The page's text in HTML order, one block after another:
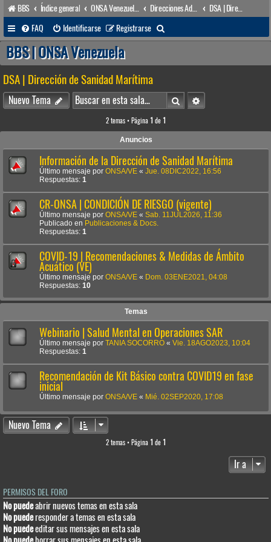
BBS Índice general Direcciones Administrativas
DSA | Dirección de Sanidad Marítima
FAQ
Identificarse Registrarse
u
a
r
BBS | ONSA Venezuela
DSA | Dirección de Sanidad Marítima
Nuevo Tema BuscarBúsqueda avanzada
2 temas • Página 1 de 1
Anuncios
Información de la Dirección de Sanidad Marítima
Último mensaje por ONSA/VE « Jue. 08DIC2022, 16:56
Respuestas: 1
CR-ONSA | CONDICIÓN DE RIESGO (vigente)
Último mensaje por ONSA/VE « Sab. 11JUL2026, 11:36
Publicado en Publicaciones & Docs.
Respuestas: 1
COVID-19 | Recomendaciones & Medidas de Ámbito
Acuático (VE)
Último mensaje por ONSA/VE « Dom. 03ENE2021, 04:08
Respuestas: 10
Temas
Webinario | Salud Mental en Operaciones SAR
Último mensaje por TANIA SOCORRO « Vie. 18AGO2023, 10:04
Respuestas: 1
Recomendación de Kit Básico contra COVID19 en fase
inicial
Último mensaje por ONSA/VE « Mié. 02SEP2020, 17:08
Nuevo Tema
2 temas • Página 1 de 1
Ir a
PERMISOS DEL FORO
No puedeabrir nuevos temas en esta sala
No puederesponder a temas en esta sala
No puedeeditar sus mensajes en esta sala